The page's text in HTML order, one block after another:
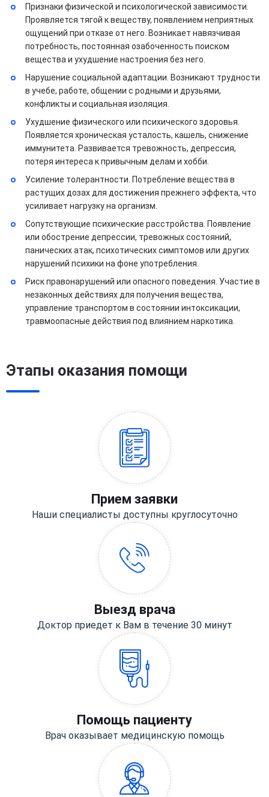
Признаки физической и психологической зависимости.
Проявляется тягой к веществу, появлением неприятных
ощущений при отказе от него. Возникает навязчивая
потребность, постоянная озабоченность поиском
вещества и ухудшение настроения без него.
Нарушение социальной адаптации. Возникают трудности
в учебе, работе, общении с родными и друзьями,
конфликты и социальная изоляция.
Ухудшение физического или психического здоровья.
Появляется хроническая усталость, кашель, снижение
иммунитета. Развивается тревожность, депрессия,
потеря интереса к привычным делам и хобби.
Усиление толерантности. Потребление вещества в
растущих дозах для достижения прежнего эффекта, что
усиливает нагрузку на организм.
Сопутствующие психические расстройства. Появление
или обострение депрессии, тревожных состояний,
панических атак, психотических симптомов или других
нарушений психики на фоне употребления.
Риск правонарушений или опасного поведения. Участие в
незаконных действиях для получения вещества,
управление транспортом в состоянии интоксикации,
травмоопасные действия под влиянием наркотика.
Этапы оказания помощи
Прием заявки
Наши специалисты доступны круглосуточно
Выезд врача
Доктор приедет к Вам в течение 30 минут
Помощь пациенту
Врач оказывает медицинскую помощь